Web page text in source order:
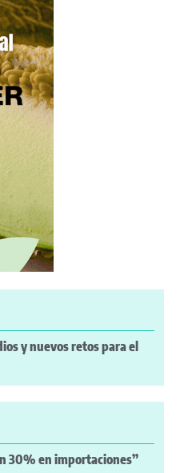
y nuevos retos para el
30% en importaciones”